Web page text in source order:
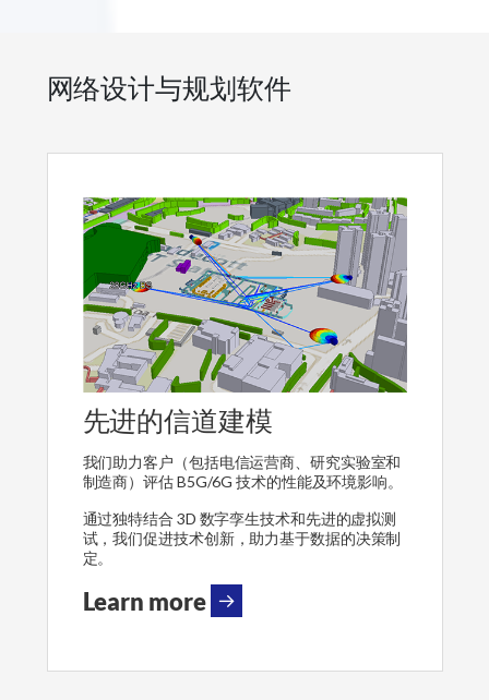
网络设计与规划软件​
先进的信道建模
我们助力客户（包括电信运营商、研究实验室和
制造商）评估 B5G/6G 技术的性能及环境影响。
通过独特结合 3D 数字孪生技术和先进的虚拟测
试，我们促进技术创新，助力基于数据的决策制
定。
Learn more